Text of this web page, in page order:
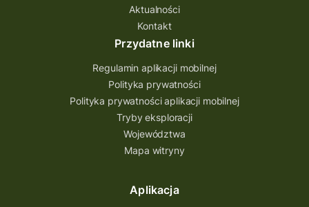
Quest Bolestraszyce
Quest Arboretum
Przecław Quest
projekt
Pogórze Dynowskie
Partnerstwo Questingu
Park Etnograficzny w Tokarni
Park Etnograficzny
natura
mazowieckie
Aktualności
Kontakt
Przydatne linki
Regulamin aplikacji mobilnej
Polityka prywatności
Polityka prywatności aplikacji mobilnej
Tryby eksploracji
Województwa
Mapa witryny
Aplikacja